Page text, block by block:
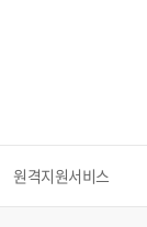
원격지원서비스